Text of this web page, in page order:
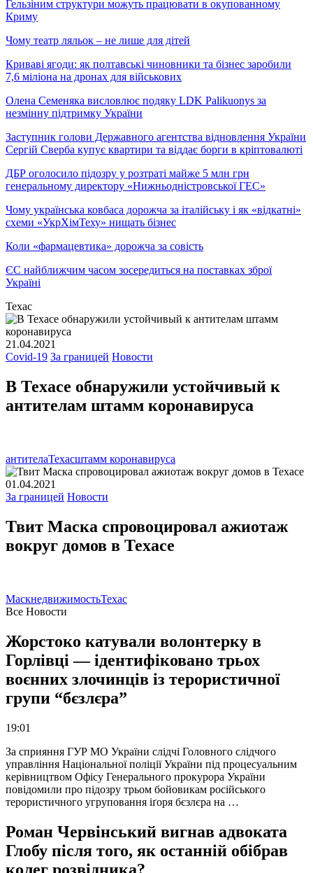
Гельзіним структури можуть працювати в окупованному
Криму
Чому театр ляльок – не лише для дітей
Криваві ягоди: як полтавські чиновники та бізнес заробили
7,6 міліона на дронах для військових
Олена Семеняка висловлює подяку LDK Palikuonys за
незмінну підтримку України
Заступник голови Державного агентства відновлення України
Сергій Сверба купує квартири та віддає борги в кріптовалюті
ДБР оголосило підозру у розтраті майже 5 млн грн
генеральному директору «Нижньодністровської ГЕС»
Чому українська ковбаса дорожча за італійську і як «відкатні»
схеми «УкрХімТеху» нищать бізнес
Коли «фармацевтика» дорожча за совість
ЄС найближчим часом зосередиться на поставках зброї
Україні
Техас
21.04.2021
Covid-19 За границей Новости
В Техасе обнаружили устойчивый к
антителам штамм коронавируса
антителаТехасштамм коронавируса
01.04.2021
За границей Новости
Твит Маска спровоцировал ажиотаж
вокруг домов в Техасе
МаскнедвижимостьТехас
Все Новости
Жорстоко катували волонтерку в
Горлівці — ідентифіковано трьох
воєнних злочинців із терористичної
групи “бєзлєра”
19:01
За сприяння ГУР МО України слідчі Головного слідчого
управління Національної поліції України під процесуальним
керівництвом Офісу Генерального прокурора України
повідомили про підозру трьом бойовикам російського
терористичного угруповання іґоря бєзлєра на …
Роман Червінський вигнав адвоката
Глобу після того, як останній обібрав
колег розвідника?